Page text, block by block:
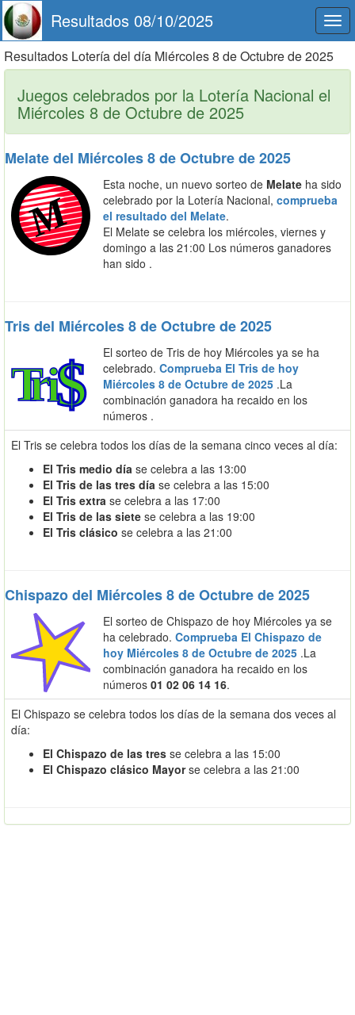
Resultados 08/10/2025
Resultados Lotería del día Miércoles 8 de Octubre de 2025
Juegos celebrados por la Lotería Nacional el
Miércoles 8 de Octubre de 2025
Melate del Miércoles 8 de Octubre de 2025
Esta noche, un nuevo sorteo de Melate ha sido
celebrado por la Lotería Nacional, comprueba
el resultado del Melate.
El Melate se celebra los miércoles, viernes y
domingo a las 21:00 Los números ganadores
han sido .
Tris del Miércoles 8 de Octubre de 2025
El sorteo de Tris de hoy Miércoles ya se ha
celebrado. Comprueba El Tris de hoy
Miércoles 8 de Octubre de 2025 .La
combinación ganadora ha recaido en los
números .
El Tris se celebra todos los días de la semana cinco veces al día:
El Tris medio día se celebra a las 13:00
El Tris de las tres día se celebra a las 15:00
El Tris extra se celebra a las 17:00
El Tris de las siete se celebra a las 19:00
El Tris clásico se celebra a las 21:00
Chispazo del Miércoles 8 de Octubre de 2025
El sorteo de Chispazo de hoy Miércoles ya se
ha celebrado. Comprueba El Chispazo de
hoy Miércoles 8 de Octubre de 2025 .La
combinación ganadora ha recaido en los
números 01 02 06 14 16.
El Chispazo se celebra todos los días de la semana dos veces al
día:
El Chispazo de las tres se celebra a las 15:00
El Chispazo clásico Mayorse celebra a las 21:00